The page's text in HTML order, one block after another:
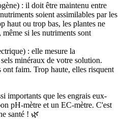
: il doit être maintenu entre
soient assimilables par les
haut ou trop bas, les plantes ne
si les nutriments sont
: elle mesure la
minéraux de votre solution.
ont faim. Trop haute, elles risquent
importants que les engrais eux-
pH-mètre et un EC-mètre. C'est
santé ! 🌿